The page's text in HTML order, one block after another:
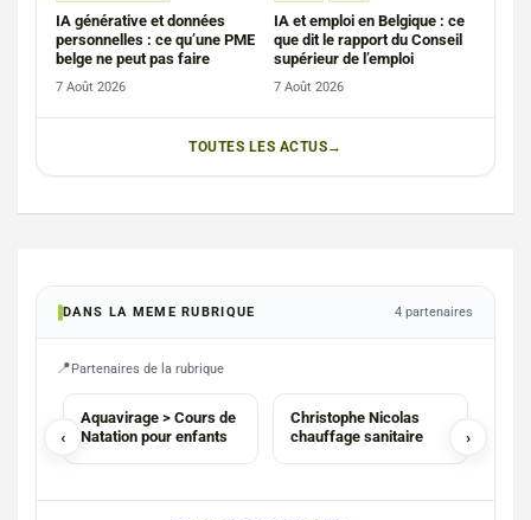
IA générative et données
personnelles : ce qu’une PME
belge ne peut pas faire
7 Août 2026
IA et emploi en Belgique : ce
que dit le rapport du Conseil
supérieur de l’emploi
7 Août 2026
TOUTES LES ACTUS
DANS LA MEME RUBRIQUE 4 partenaires
Partenaires de la rubrique
‹ ›
ASBL
Aquavirage > Cours de
Natation pour enfants
Christophe Nicolas
chauffage sanitaire